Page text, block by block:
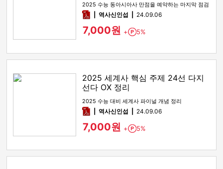
2025 수능 동아시아사 만점을 예약하는 마지막 점검
pdf역사신인섭 24.09.06
7,000원 + Point
5%
2025 세계사 핵심 주제 24선 다지
선다 OX 정리
2025 수능 대비 세계사 파이널 개념 정리
pdf역사신인섭 24.09.06
7,000원 + Point
5%